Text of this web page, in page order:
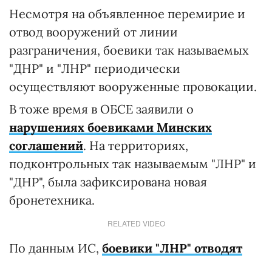
Несмотря на объявленное перемирие и
отвод вооружений от линии
разграничения, боевики так называемых
"ДНР" и "ЛНР" периодически
осуществляют вооруженные провокации.
В тоже время в ОБСЕ заявили о
нарушениях боевиками Минских
соглашений. На территориях,
подконтрольных так называемым "ЛНР" и
"ДНР", была зафиксирована новая
бронетехника.
RELATED VIDEO
По данным ИС, боевики "ЛНР" отводят